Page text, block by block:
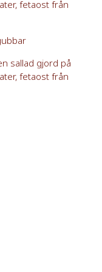
fetaost från
sallad gjord på
fetaost från